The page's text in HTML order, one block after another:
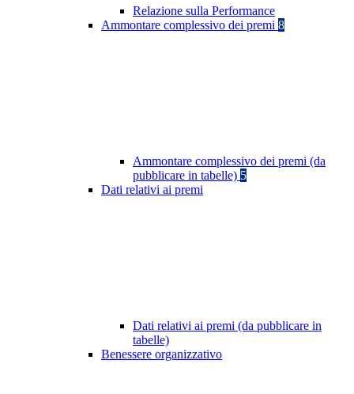
Relazione sulla Performance
Ammontare complessivo dei premi 8
Ammontare complessivo dei premi (da
pubblicare in tabelle) 5
Dati relativi ai premi
Dati relativi ai premi (da pubblicare in
tabelle)
Benessere organizzativo